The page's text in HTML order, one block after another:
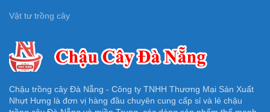
Vật tư trồng cây
Chậu trồng cây Đà Nẵng - Công ty TNHH Thương Mại Sản Xuất
Nhựt Hưng là đơn vị hàng đầu chuyên cung cấp sỉ và lẻ chậu